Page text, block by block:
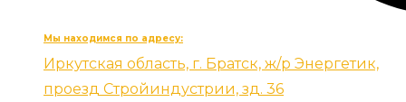
Мы находимся по адресу:
Иркутская область, г. Братск, ж/р Энергетик,
проезд Стройиндустрии, зд. 36